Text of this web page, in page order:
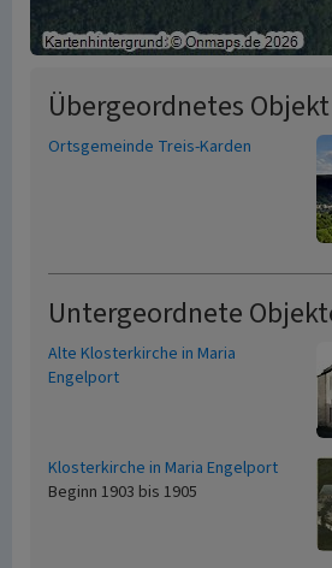
Übergeordnetes Objekt
Ortsgemeinde Treis-Karden
Untergeordnete
Alte Klosterkirche in Maria
Engelport
Klosterkirche in Maria Engelport
Beginn 1903 bis 1905